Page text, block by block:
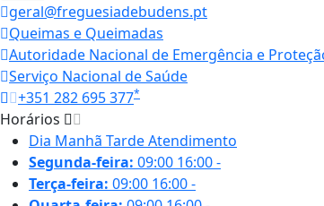
geral@freguesiadebudens.pt
Queimas e Queimadas
Autoridade Nacional de Emergência e
Serviço Nacional de Saúde
+351 282 695 377*
Horários
Dia Manhã TardeAtendimento
Segunda-feira: 09:00 16:00-
Terça-feira: 09:00 16:00-